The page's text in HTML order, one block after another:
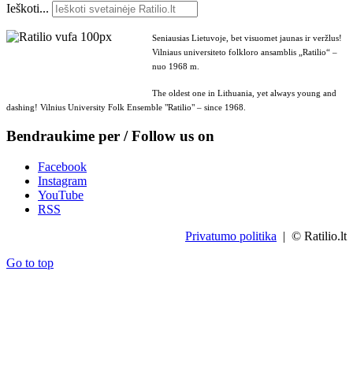
Ieškoti...
Seniausias Lietuvoje, bet visuomet jaunas ir veržlus!
Vilniaus universiteto folkloro ansamblis „Ratilio“ –
nuo 1968 m.
The oldest one in Lithuania, yet always young and
dashing! Vilnius University Folk Ensemble "Ratilio" – since 1968.
Bendraukime per / Follow us on
Facebook
Instagram
YouTube
RSS
Privatumo politika | © Ratilio.lt
Go to top